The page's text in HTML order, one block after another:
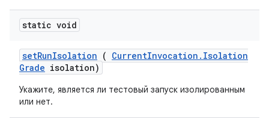
static void
setRunIsolation ( CurrentInvocation . Isolation
Grade isolation)
Укажите, является ли тестовый запуск изолированным
или нет.